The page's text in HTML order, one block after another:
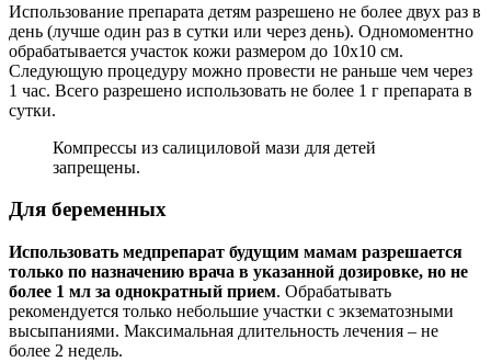
Использование препарата детям разрешено не более двух раз в
день (лучше один раз в сутки или через день). Одномоментно
обрабатывается участок кожи размером до 10х10 см.
Следующую процедуру можно провести не раньше чем через
1 час. Всего разрешено использовать не более 1 г препарата в
сутки.
Компрессы из салициловой мази для детей
запрещены.
Для беременных
Использовать медпрепарат будущим мамам разрешается
только по назначению врача в указанной дозировке, но не
более 1 мл за однократный прием. Обрабатывать
рекомендуется только небольшие участки с экзематозными
высыпаниями. Максимальная длительность лечения – не
более 2 недель.